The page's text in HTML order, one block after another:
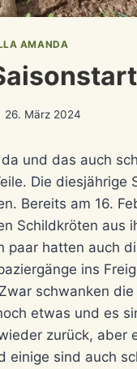
AMANDA
26. März 2024
und das auch
Die diesjährige
Bereits am 16.
Schildkröten aus
paar hatten auch
ins
schwanken die
etwas und es
zurück, aber
einige sind auch